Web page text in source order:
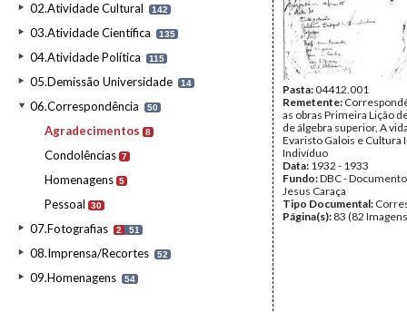
02.Atividade Cultural 142
03.Atividade Científica 135
04.Atividade Política 115
05.Demissão Universidade 14
06.Correspondência 50
Agradecimentos 8
Condolências 7
Homenagens 5
Pessoal 30
07.Fotografias 2 51
08.Imprensa/Recortes 52
09.Homenagens 54
Pasta:04412.001
Remetente:
as obras Primeira Lição
de álgebra superior, A
Evaristo Galois e Cultura
Indivíduo
Data: 1932 - 1933
Fundo:DBC -
Jesus Caraça
Tipo Documental:
Página(s): 83 (82